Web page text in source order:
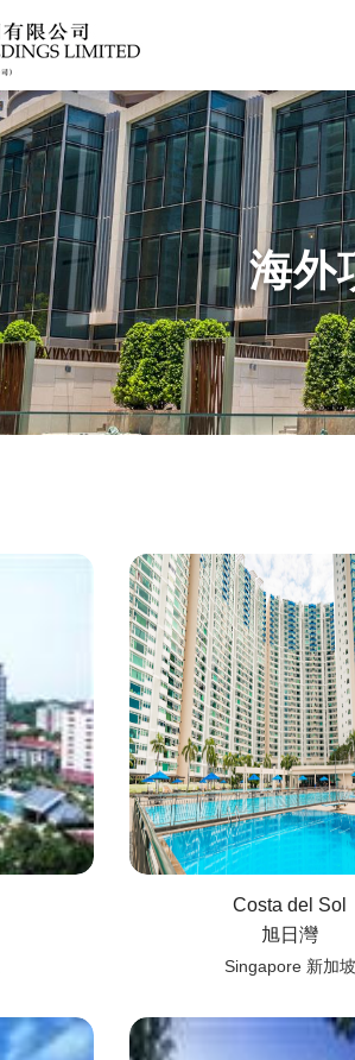
海外
Costa del Sol
旭日灣
Singapore 新加坡